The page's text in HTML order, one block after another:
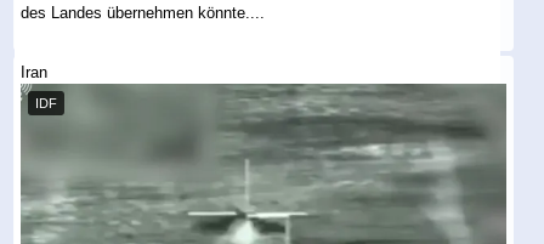
des Landes übernehmen könnte....
Iran
IDF